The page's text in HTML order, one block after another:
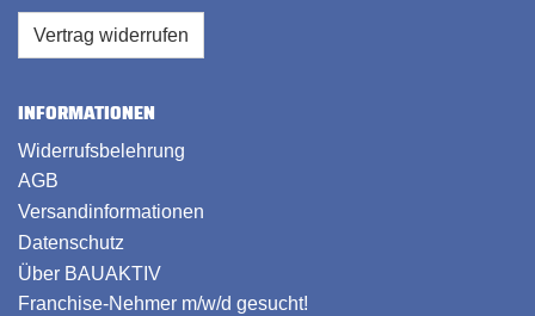
Vertrag widerrufen
INFORMATIONEN
Widerrufsbelehrung
AGB
Versandinformationen
Datenschutz
Über BAUAKTIV
Franchise-Nehmer m/w/d gesucht!